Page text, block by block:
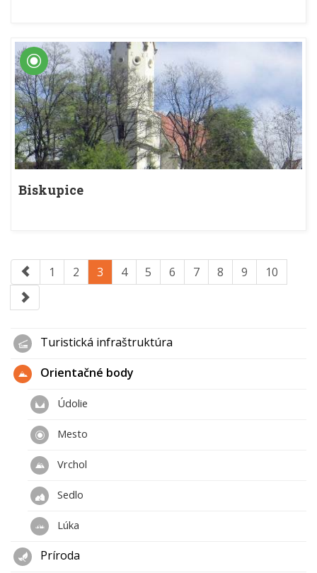
Biskupice
1 2 3 4 5 6 7 8 9 10
Turistická infraštruktúra
Orientačné body
Údolie
Mesto
Vrchol
Sedlo
Lúka
Príroda